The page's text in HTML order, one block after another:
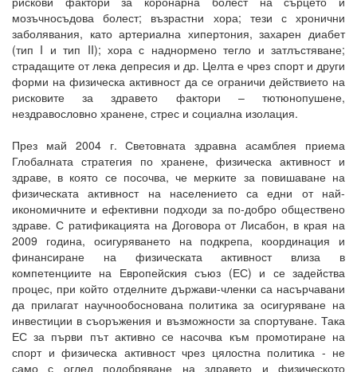
мозъчносъдова болест; възрастни хора; тези с хронични
заболявания, като артериална хипертония, захарен диабет
(тип I и тип II); хора с наднормено тегло и затлъстяване;
страдащите от лека депресия и др. Целта е чрез спорт и други
форми на физическа активност да се ограничи действието на
рисковите за здравето фактори – тютюнопушене,
нездравословно хранене, стрес и социална изолация.
През май 2004 г. Световната здравна асамблея приема
Глобалната стратегия по хранене, физическа активност и
здраве, в която се посочва, че мерките за повишаване на
физическата активност на населението са едни от най-
икономичните и ефективни подходи за по-добро обществено
здраве. С ратификацията на Договора от Лисабон, в края на
2009 година, осигуряването на подкрепа, координация и
финансиране на физическата активност влиза в
компетенциите на Европейския съюз (ЕС) и се задейства
процес, при който отделните държави-членки са насърчавани
да прилагат научнообоснована политика за осигуряване на
инвестиции в съоръжения и възможности за спортуване. Така
ЕС за първи път активно се насочва към промотиране на
спорт и физическа активност чрез цялостна политика - не
само с оглед подобряване на здравето и физическото